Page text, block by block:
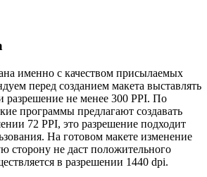
именно с качеством присылаемых
перед созданием макета выставлять
разрешение не менее 300 PPI. По
программы предлагают создавать
72 PPI, это разрешение подходит
На готовом макете изменение
сторону не даст положительного
в разрешении 1440 dpi.